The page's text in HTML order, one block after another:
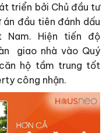
triển bởi Chủ đầu tư
án đầu tiên đánh dấu
Hiện tiến độ
giao nhà vào Quý
hộ tầm trung tốt
công nhận.